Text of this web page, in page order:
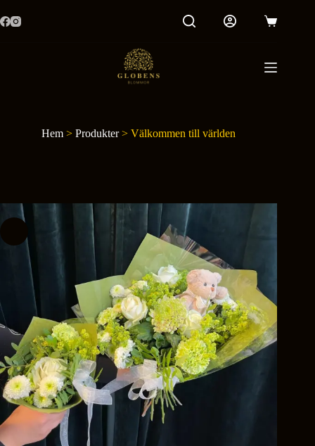
till
innehåll
Varukorg
Hem >Produkter>Välkommen till världen